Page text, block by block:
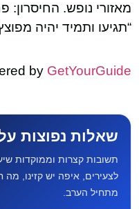
מאזורי נופש. החיסרון:
“תגיעו ותמיד יהיה
by GetYourGuide
שאלות נפוצות
תשובות קצרות וממוקדות
לצעירים, איפה יש קזינו, מה
מתחיל הערב.